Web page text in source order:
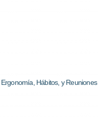
Ergonomía, Hábitos, y Reuniones